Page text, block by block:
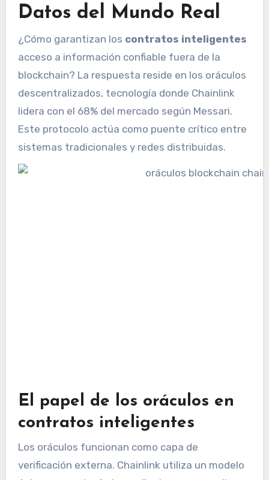
Datos del Mundo Real
¿Cómo garantizan los contratos inteligentes
acceso a información confiable fuera de la
blockchain? La respuesta reside en los oráculos
descentralizados, tecnología donde Chainlink
lidera con el 68% del mercado según Messari.
Este protocolo actúa como puente crítico entre
sistemas tradicionales y redes distribuidas.
El papel de los oráculos en
contratos inteligentes
Los oráculos funcionan como capa de
verificación externa. Chainlink utiliza un modelo